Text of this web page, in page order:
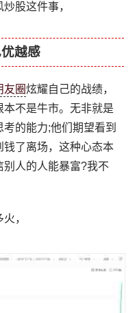
股这件事，
越感
友圈炫耀自己的战绩，
不是牛市。无非就是
的能力;他们期望看到
了离场，这种心态本
别人的人能暴富?我不
，